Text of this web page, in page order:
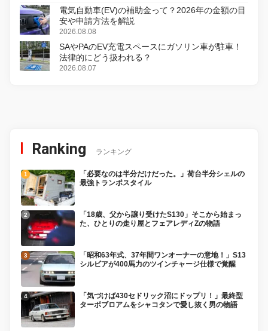
電気自動車(EV)の補助金って？2026年の金額の目
安や申請方法を解説
2026.08.08
SAやPAのEV充電スペースにガソリン車が駐車！
法律的にどう扱われる？
2026.08.07
Ranking ランキング
「必要なのは半分だけだった。」荷台半分シェルの
最強トランポスタイル
「18歳、父から譲り受けたS130」そこから始まっ
た、ひとりの走り屋とフェアレディZの物語
「昭和63年式、37年間ワンオーナーの意地！」S13
シルビアが400馬力のツインチャージ仕様で覚醒
「気づけば430セドリック沼にドップリ！」最終型
ターボブロアムをシャコタンで愛し抜く男の物語